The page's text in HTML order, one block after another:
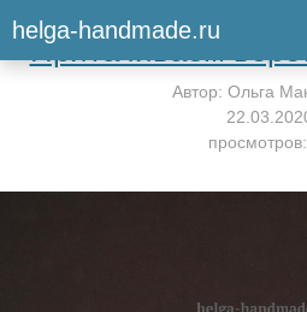
helga-handmade.ru
Вернуться к
Притачиваем
Автор: Ольга